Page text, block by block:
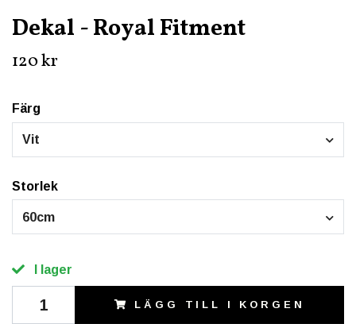
Dekal - Royal Fitment
120 kr
Färg
Vit
Storlek
60cm
I lager
LÄGG TILL I KORGEN